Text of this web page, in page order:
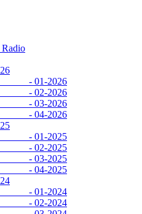
2026
2026
2026
2026
2025
2025
2025
2025
2024
2024